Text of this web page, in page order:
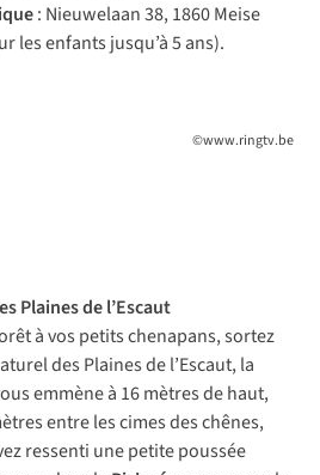
: Nieuwelaan 38, 1860 Meise
les enfants jusqu’à 5 ans).
©www.ringtv.be
Plaines de l’Escaut
à vos petits chenapans, sortez
des Plaines de l’Escaut, la
emmène à 16 mètres de haut,
entre les cimes des chênes,
ressenti une petite poussée